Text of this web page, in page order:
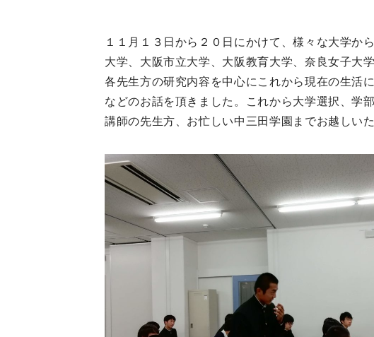
１１月１３日から２０日にかけて、様々な大学か
大学、大阪市立大学、大阪教育大学、奈良女子大
各先生方の研究内容を中心にこれから現在の生活
などのお話を頂きました。これから大学選択、学
講師の先生方、お忙しい中三田学園までお越しい